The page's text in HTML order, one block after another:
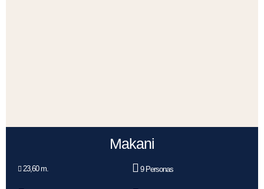
Makani
23,60 m. 9 Personas